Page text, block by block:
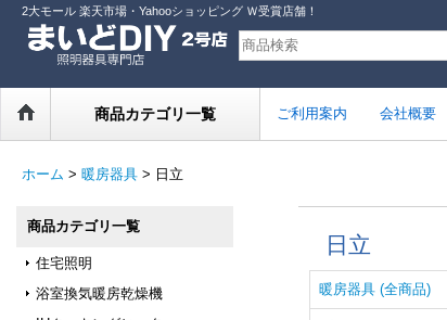
2大モール 楽天市場・Yahooショッピング Ｗ受賞店舗！
商品カテゴリ一覧 ご利用案内 会社概要
ホーム > 暖房器具 > 日立
商品カテゴリ一覧
住宅照明
浴室換気暖房乾燥機
日立
暖房器具 (全商品)